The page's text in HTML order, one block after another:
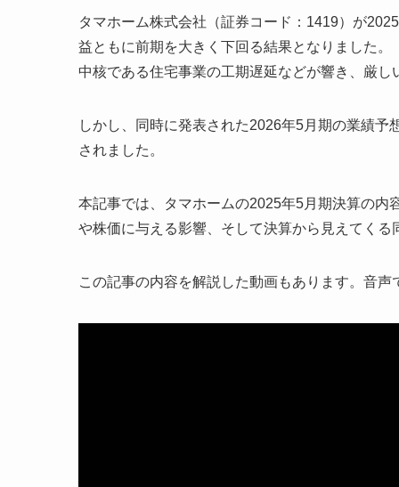
タマホーム株式会社（証券コード：1419）が
益ともに前期を大きく下回る結果となりました。
中核である住宅事業の工期遅延などが響き、厳
しかし、同時に発表された2026年5月期の業績
されました。
本記事では、タマホームの2025年5月期決算の内
や株価に与える影響、そして決算から見えてく
この記事の内容を解説した動画もあります。音